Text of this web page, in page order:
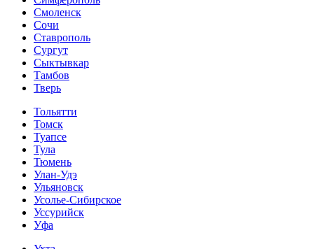
Смоленск
Сочи
Ставрополь
Сургут
Сыктывкар
Тамбов
Тверь
Тольятти
Томск
Туапсе
Тула
Тюмень
Улан-Удэ
Ульяновск
Усолье-Сибирское
Уссурийск
Уфа